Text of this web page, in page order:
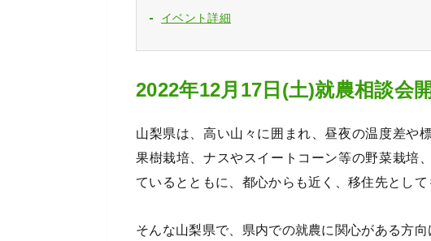
イベント詳細
2022年12月17日(土)就農相談会
山梨県は、高い山々に囲まれ、昼夜の温度差や
果樹栽培、ナスやスイートコーン等の野菜栽培
ているとともに、都心からも近く、移住先として
そんな山梨県で、県内での就農に関心がある方向